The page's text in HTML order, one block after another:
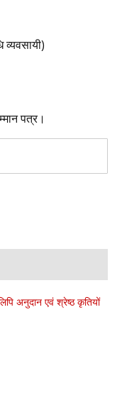
व्यवसायी)
पत्र।
अनुदान एवं श्रेष्ठ कृतियों